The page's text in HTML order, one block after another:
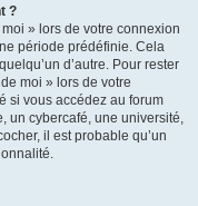
?
» lors de votre connexion
période prédéfinie. Cela
d’autre. Pour rester
moi » lors de votre
si vous accédez au forum
un cybercafé, une université,
il est probable qu’un